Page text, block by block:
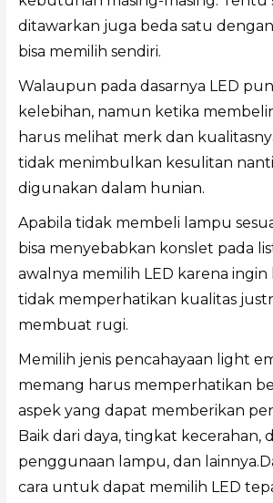
ditawarkan juga beda satu
bisa memilih sendiri.
Walaupun pada dasarnya LED
kelebihan, namun ketika
harus melihat merk dan
tidak menimbulkan kesulitan
digunakan dalam hunian.
Apabila tidak membeli lampu
bisa menyebabkan konslet pada
awalnya memilih LED karena ingin
tidak memperhatikan kualitas
membuat rugi.
Memilih jenis pencahayaan light
memang harus memperhatikan
aspek yang dapat memberikan
Baik dari daya, tingkat kecerahan,
penggunaan lampu, dan
cara untuk dapat memilih LED